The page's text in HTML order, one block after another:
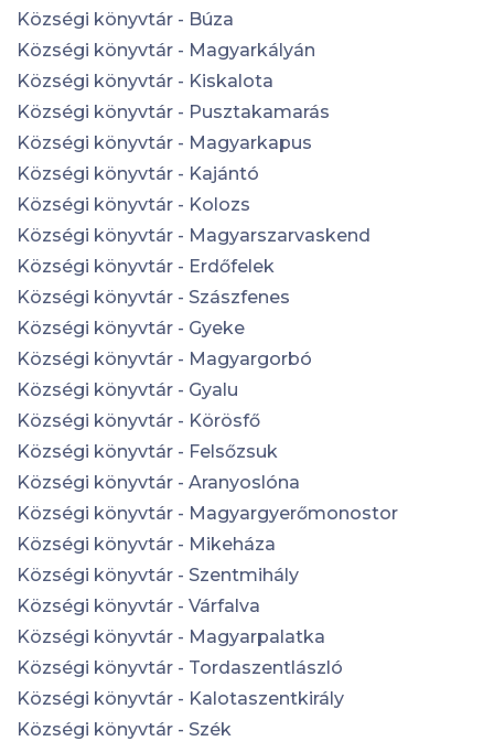
Községi könyvtár - Búza
Községi könyvtár - Magyarkályán
Községi könyvtár - Kiskalota
Községi könyvtár - Pusztakamarás
Községi könyvtár - Magyarkapus
Községi könyvtár - Kajántó
Községi könyvtár - Kolozs
Községi könyvtár - Magyarszarvaskend
Községi könyvtár - Erdőfelek
Községi könyvtár - Szászfenes
Községi könyvtár - Gyeke
Községi könyvtár - Magyargorbó
Községi könyvtár - Gyalu
Községi könyvtár - Körösfő
Községi könyvtár - Felsőzsuk
Községi könyvtár - Aranyoslóna
Községi könyvtár - Magyargyerőmonostor
Községi könyvtár - Mikeháza
Községi könyvtár - Szentmihály
Községi könyvtár - Várfalva
Községi könyvtár - Magyarpalatka
Községi könyvtár - Tordaszentlászló
Községi könyvtár - Kalotaszentkirály
Községi könyvtár - Szék